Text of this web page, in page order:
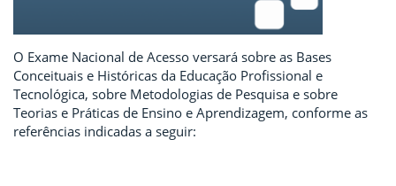
O Exame Nacional de Acesso versará sobre as Bases
Conceituais e Históricas da Educação Profissional e
Tecnológica, sobre Metodologias de Pesquisa e sobre
Teorias e Práticas de Ensino e Aprendizagem, conforme as
referências indicadas a seguir: